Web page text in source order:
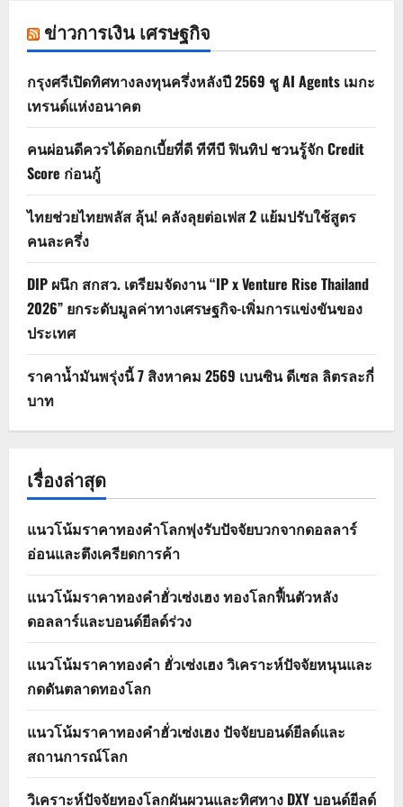
ข่าวการเงิน เศรษฐกิจ
กรุงศรีเปิดทิศทางลงทุนครึ่งหลังปี 2569 ชู AI Agents เมกะ
เทรนด์แห่งอนาคต
คนผ่อนดีควรได้ดอกเบี้ยที่ดี ทีทีบี ฟินทิป ชวนรู้จัก Credit
Score ก่อนกู้
ไทยช่วยไทยพลัส ลุ้น! คลังลุยต่อเฟส 2 แย้มปรับใช้สูตร
คนละครึ่ง
DIP ผนึก สกสว. เตรียมจัดงาน “IP x Venture Rise Thailand
2026” ยกระดับมูลค่าทางเศรษฐกิจ-เพิ่มการแข่งขันของ
ประเทศ
ราคาน้ำมันพรุ่งนี้ 7 สิงหาคม 2569 เบนซิน ดีเซล ลิตรละกี่
บาท
เรื่องล่าสุด
แนวโน้มราคาทองคำโลกพุ่งรับปัจจัยบวกจากดอลลาร์
อ่อนและตึงเครียดการค้า
แนวโน้มราคาทองคำฮั่วเซ่งเฮง ทองโลกฟื้นตัวหลัง
ดอลลาร์และบอนด์ยีลด์ร่วง
แนวโน้มราคาทองคำ ฮั่วเซ่งเฮง วิเคราะห์ปัจจัยหนุนและ
กดดันตลาดทองโลก
แนวโน้มราคาทองคำฮั่วเซ่งเฮง ปัจจัยบอนด์ยีลด์และ
สถานการณ์โลก
วิเคราะห์ปัจจัยทองโลกผันผวนและทิศทาง DXY บอนด์ยีลด์